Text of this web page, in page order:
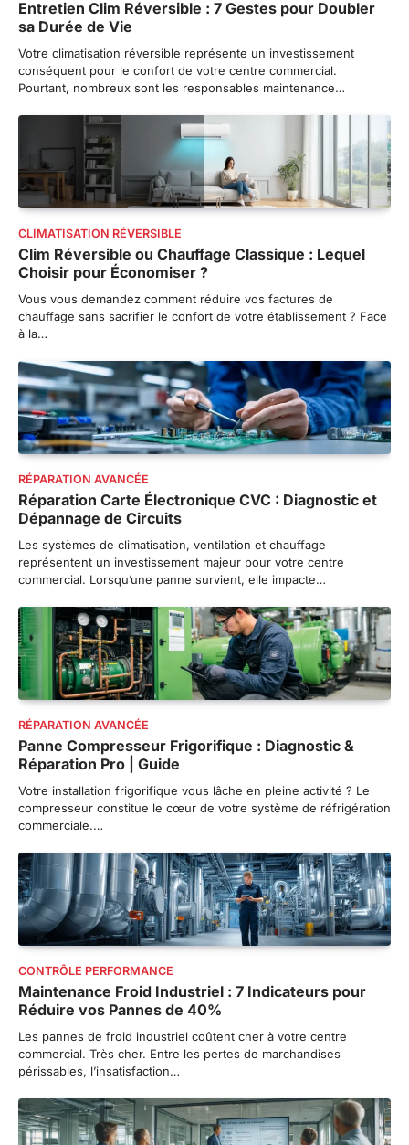
Entretien Clim Réversible : 7 Gestes pour Doubler
sa Durée de Vie
Votre climatisation réversible représente un investissement
conséquent pour le confort de votre centre commercial.
Pourtant, nombreux sont les responsables maintenance…
CLIMATISATION RÉVERSIBLE
Clim Réversible ou Chauffage Classique : Lequel
Choisir pour Économiser ?
Vous vous demandez comment réduire vos factures de
chauffage sans sacrifier le confort de votre établissement ? Face
à la…
RÉPARATION AVANCÉE
Réparation Carte Électronique CVC : Diagnostic et
Dépannage de Circuits
Les systèmes de climatisation, ventilation et chauffage
représentent un investissement majeur pour votre centre
commercial. Lorsqu’une panne survient, elle impacte…
RÉPARATION AVANCÉE
Panne Compresseur Frigorifique : Diagnostic &
Réparation Pro | Guide
Votre installation frigorifique vous lâche en pleine activité ? Le
compresseur constitue le cœur de votre système de réfrigération
commerciale.…
CONTRÔLE PERFORMANCE
Maintenance Froid Industriel : 7 Indicateurs pour
Réduire vos Pannes de 40%
Les pannes de froid industriel coûtent cher à votre centre
commercial. Très cher. Entre les pertes de marchandises
périssables, l’insatisfaction…